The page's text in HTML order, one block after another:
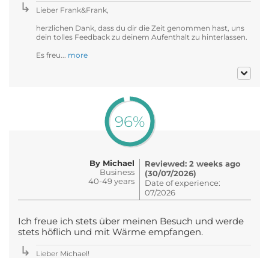
Lieber Frank&Frank,
herzlichen Dank, dass du dir die Zeit genommen hast, uns
dein tolles Feedback zu deinem Aufenthalt zu hinterlassen.
Es freu... more
96%
By Michael
Business
40-49 years
Reviewed: 2 weeks ago
(30/07/2026)
Date of experience:
07/2026
Ich freue ich stets über meinen Besuch und werde
stets höflich und mit Wärme empfangen.
Lieber Michael!